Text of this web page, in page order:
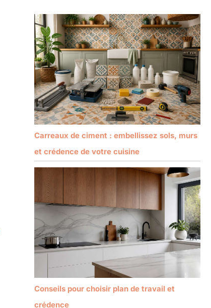
Carreaux de ciment : embellissez sols, murs
et crédence de votre cuisine
Conseils pour choisir plan de travail et
crédence